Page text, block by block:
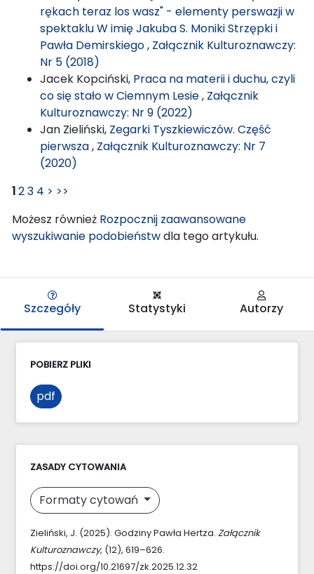
rękach teraz los wasz" - elementy perswazji w
spektaklu W imię Jakuba S. Moniki Strzępki i
Pawła Demirskiego, Załącznik Kulturoznawczy:
Nr 5 (2018)
Jacek Kopciński, Praca na materii i duchu, czyli
co się stało w Ciemnym Lesie, Załącznik
Kulturoznawczy: Nr 9 (2022)
Jan Zieliński, Zegarki Tyszkiewiczów. Część
pierwsza, Załącznik Kulturoznawczy: Nr 7
(2020)
123 4 > >>
Możesz również Rozpocznij zaawansowane
wyszukiwanie podobieństwdla tego artykułu.
Szczegóły Statystyki Autorzy
POBIERZ PLIKI
pdf
ZASADY CYTOWANIA
Formaty cytowań
Zieliński, J. (2025). Godziny Pawła Hertza. Załącznik
Kulturoznawczy, (12), 619–626.
https://doi.org/10.21697/zk.2025.12.32